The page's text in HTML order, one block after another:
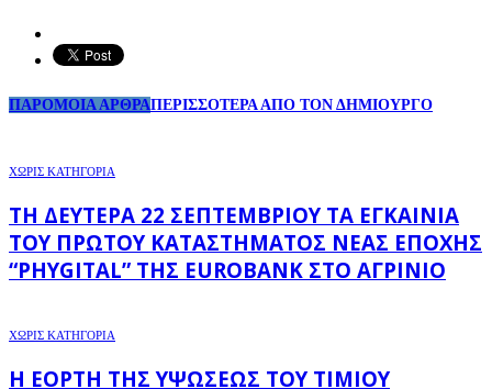
ΠΑΡΟΜΟΙΑ ΑΡΘΡΑΠΕΡΙΣΣΟΤΕΡΑ ΑΠΟ ΤΟΝ ΔΗΜΙΟΥΡΓΟ
ΧΩΡΊΣ ΚΑΤΗΓΟΡΊΑ
ΤΗ ΔΕΥΤΈΡΑ 22 ΣΕΠΤΕΜΒΡΊΟΥ ΤΑ ΕΓΚΑΊΝΙΑ
ΤΟΥ ΠΡΏΤΟΥ ΚΑΤΑΣΤΉΜΑΤΟΣ ΝΈΑΣ ΕΠΟΧΉΣ
“PHYGITAL” ΤΗΣ EUROBANK ΣΤΟ ΑΓΡΊΝΙΟ
ΧΩΡΊΣ ΚΑΤΗΓΟΡΊΑ
Η ΕΟΡΤΉ ΤΗΣ ΥΨΏΣΕΩΣ ΤΟΥ ΤΙΜΊΟΥ